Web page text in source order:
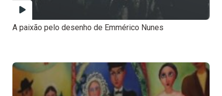
A paixão pelo desenho de Emmérico Nunes